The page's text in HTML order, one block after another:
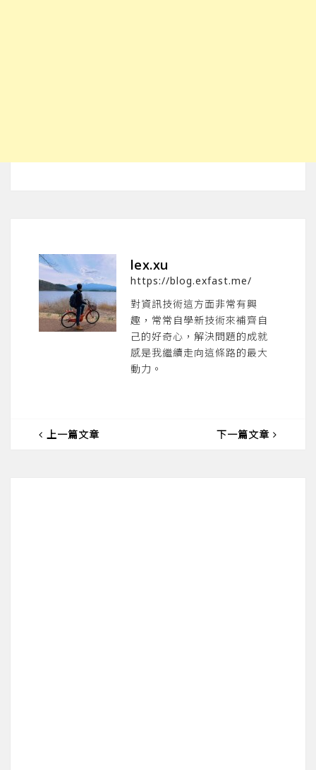
lex.xu
https://blog.exfast.me/
對資訊技術這方面非常有興
趣，常常自學新技術來補齊自
己的好奇心，解決問題的成就
感是我繼續走向這條路的最大
動力。
上一篇文章 下一篇文章